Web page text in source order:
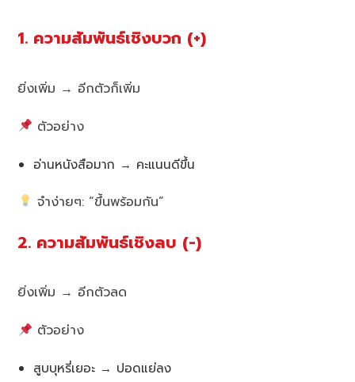
1. ความสัมพันธ์เชิงบวก (+)
ยิ่งเพิ่ม → อีกตัวก็เพิ่ม
ตัวอย่าง
อ่านหนังสือมาก → คะแนนดีขึ้น
จำง่ายๆ: “ขึ้นพร้อมกัน”
2. ความสัมพันธ์เชิงลบ (-)
ยิ่งเพิ่ม → อีกตัวลด
ตัวอย่าง
สูบบุหรี่เยอะ → ปอดแย่ลง